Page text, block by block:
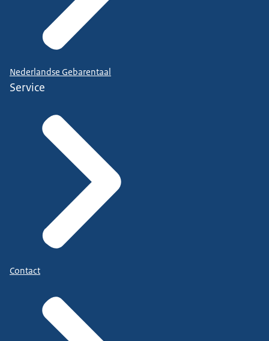
Nederlandse Gebarentaal
Service
Contact